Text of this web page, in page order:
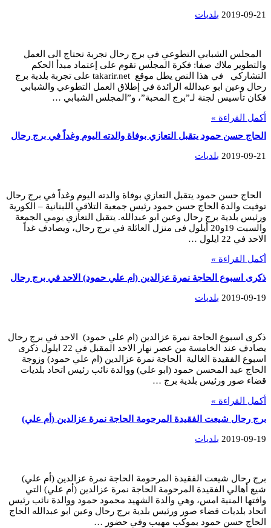
2019-09-21 بلديات
المجلس الشبابي التطوعي في برج رحال تجربة تحتاج الى العمل
والتطوير ملاك صفا: فكرة المجلس تقوم على إعتماد مبدأ الحكم
التشاركي في هذا النص يطل موقع takarir.net على تجربة بلدية برج
رحال وعين ابو عبدالله الرائدة في إطلاق العمل التطوعي والشبابي
فكان تأسيس لجنة لـ”برج المحبة”، و”المجلس الشبابي …
أكمل القراءة »
الحاج حسن حمود يتقبل التعازي بوفاة والدته اليوم وغداً في برج رحال
2019-09-21 بلديات
الحاج حسن حمود يتقبل التعازي بوفاة والدته اليوم وغداً في برج رحال
توفيت والدة الحاج حسن حمود رئيس جمعية التلاقي اللبنانية – الكورية
ورئيس بلدية برج رحال وعين ابو عبدالله. يتقبل التعازي يومي الجمعة
والسبت 19و20 أيلول فى منزل العائلة في برج رحال، ويصادف غداً
الاحد في 22 ايلول …
أكمل القراءة »
ذكرى اسبوع الحاجة نمرة عزالدين (ام علي حمود) الاحد في برج رحال
2019-09-19 بلديات
ذكرى اسبوع الحاجة نمرة عزالدين (ام علي حمود) الاحد في برج رحال
يصادف عند الخامسة من عصر نهار الاحد المقبل في 22 ايلول ذكرى
اسبوع الفقيدة الغالية الحاجة نمرة عزالدين (ام علي حمود) وزوجة
الحاج عبد المحسن حمود (ابو علي) ووالدة نائب رئيس اتحاد بلديات
قضاء صور ورئيس بلدية برج …
أكمل القراءة »
برج رحال شيعت الفقيدة المرحومة الحاجة نمرة عزالدين (أم علي)
2019-09-19 بلديات
برج رحال شيعت الفقيدة المرحومة الحاجة نمرة عزالدين (أم علي)
شيع أهالي الفقيدة المرحومة الحاجة نمرة عزالدين (أم علي) التي
وافتها المنية امس، وهي والدة الشهيد محمود حمود ووالدة نائب رئيس
اتحاد بلديات قضاء صور ورئيس بلدية برج رحال وعين ابو عبدالله الحاج
الحاج حسن حمود بموكب مهيب وفي حضور …